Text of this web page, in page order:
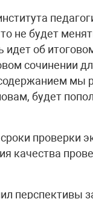
не будет
идет об
сочинении
мы
будет
проверки
качества
перспективы